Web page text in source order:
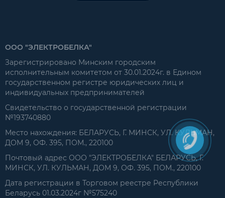
ООО "ЭЛЕКТРОБЕЛКА"
Зарегистрировано Минским городским
исполнительным комитетом от 30.01.2024г. в Едином
государственном регистре юридических лиц и
индивидуальных предпринимателей
Свидетельство о государственной регистрации
№193740880
Место нахождения: БЕЛАРУСЬ, Г. МИНСК, УЛ. КУЛЬМАН,
ДОМ 9, ОФ. 395, ПОМ., 220100
Почтовый адрес ООО "ЭЛЕКТРОБЕЛКА" БЕЛАРУСЬ, Г.
МИНСК, УЛ. КУЛЬМАН, ДОМ 9, ОФ. 395, ПОМ., 220100
Дата регистрации в Торговом реестре Республики
Беларусь 01.03.2024г №575240